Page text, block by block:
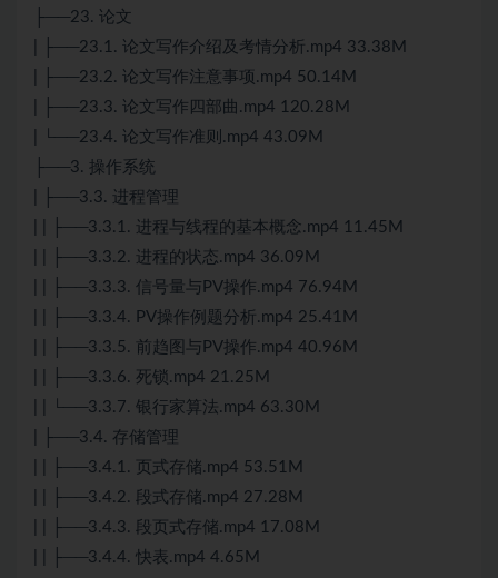
├──23. 论文
| ├──23.1. 论文写作介绍及考情分析.mp4 33.38M
| ├──23.2. 论文写作注意事项.mp4 50.14M
| ├──23.3. 论文写作四部曲.mp4 120.28M
| └──23.4. 论文写作准则.mp4 43.09M
├──3. 操作系统
| ├──3.3. 进程管理
| | ├──3.3.1. 进程与线程的基本概念.mp4 11.45M
| | ├──3.3.2. 进程的状态.mp4 36.09M
| | ├──3.3.3. 信号量与PV操作.mp4 76.94M
| | ├──3.3.4. PV操作例题分析.mp4 25.41M
| | ├──3.3.5. 前趋图与PV操作.mp4 40.96M
| | ├──3.3.6. 死锁.mp4 21.25M
| | └──3.3.7. 银行家算法 .mp4 63.30M
| ├──3.4. 存储管理
| | ├──3.4.1. 页式存储.mp4 53.51M
| | ├──3.4.2. 段式存储.mp4 27.28M
| | ├──3.4.3. 段页式存储.mp4 17.08M
| | ├──3.4.4. 快表.mp4 4.65M